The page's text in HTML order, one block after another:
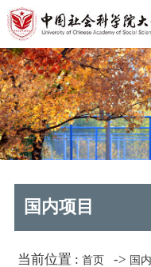
国内项目
当前位置 :首页 -> 国